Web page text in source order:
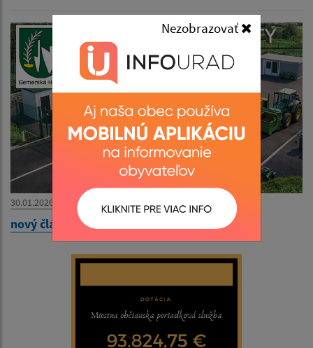
Nezobrazovať
30.01.2026
nový článok